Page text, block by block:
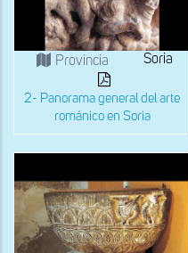
Provincia Soria
2- Panorama general del arte
románico en Soria